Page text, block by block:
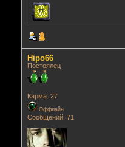
Hipo66
Постоялец
Карма: 27
Оффлайн
Сообщений: 71